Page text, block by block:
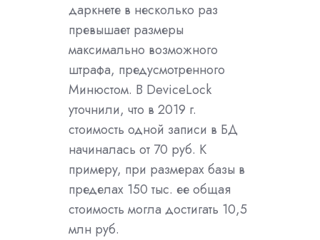
даркнете в несколько раз
превышает размеры
максимально возможного
штрафа, предусмотренного
Минюстом. В DeviceLock
уточнили, что в 2019 г.
стоимость одной записи в БД
начиналась от 70 руб. К
примеру, при размерах базы в
пределах 150 тыс. ее общая
стоимость могла достигать 10,5
млн руб.